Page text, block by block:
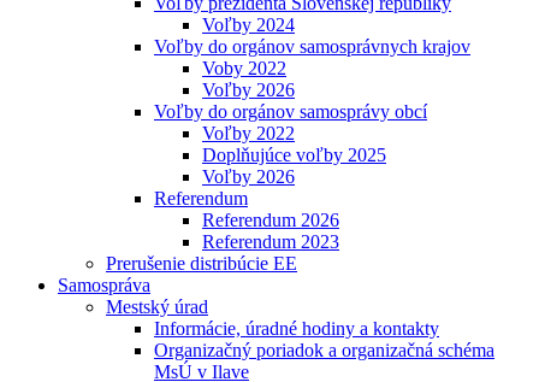
Voľby 2024
Voľby do orgánov samosprávnych krajov
Voby 2022
Voľby 2026
Voľby do orgánov samosprávy obcí
Voľby 2022
Doplňujúce voľby 2025
Voľby 2026
Referendum
Referendum 2026
Referendum 2023
Prerušenie distribúcie EE
Samospráva
Mestský úrad
Informácie, úradné hodiny a kontakty
Organizačný poriadok a organizačná schéma
MsÚ v Ilave